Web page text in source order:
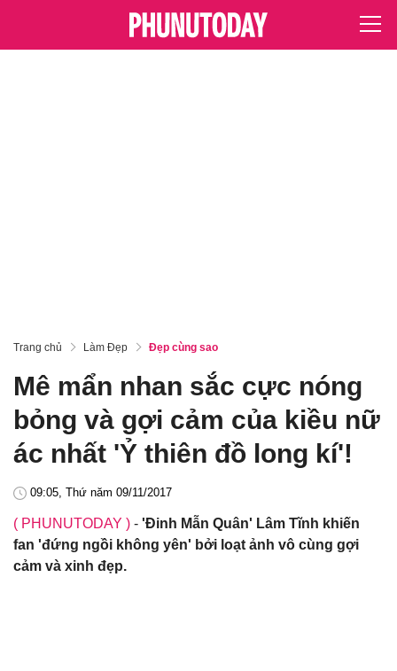
Trang chủ Làm Đẹp Đẹp cùng sao
Mê mẩn nhan sắc cực nóng
bỏng và gợi cảm của kiều nữ
ác nhất 'Ỷ thiên đồ long kí'!
09:05, Thứ năm 09/11/2017
( PHUNUTODAY ) - 'Đinh Mẫn Quân' Lâm Tĩnh khiến
fan 'đứng ngồi không yên' bởi loạt ảnh vô cùng gợi
cảm và xinh đẹp.